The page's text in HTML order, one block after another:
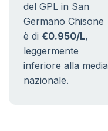
del GPL in San
Germano Chisone
è di €0.950/L,
leggermente
inferiore alla media
nazionale.